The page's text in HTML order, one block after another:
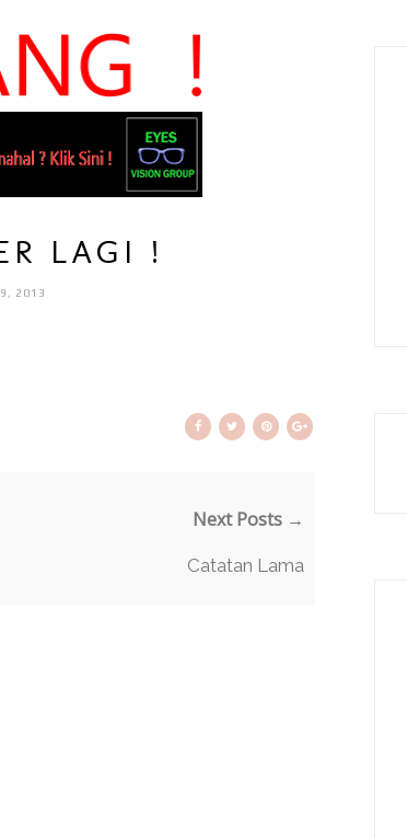
LAGI !
2013
Next Posts →
Catatan Lama